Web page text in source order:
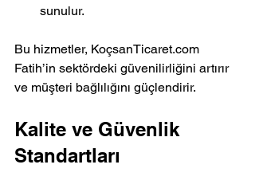
sunulur.
Bu hizmetler, KoçsanTicaret.com
Fatih’in sektördeki güvenilirliğini artırır
ve müşteri bağlılığını güçlendirir.
Kalite ve Güvenlik
Standartları